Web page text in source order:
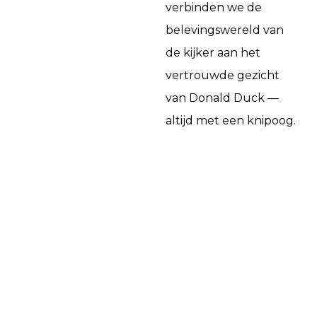
verbinden we de
belevingswereld van
de kijker aan het
vertrouwde gezicht
van Donald Duck —
altijd met een knipoog.